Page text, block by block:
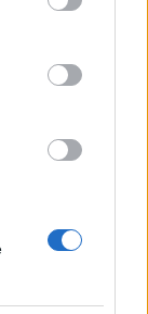
tags to
below Google
az